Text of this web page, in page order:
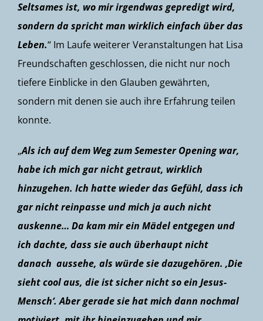
Seltsames ist, wo mir irgendwas gepredigt wird,
sondern da spricht man wirklich einfach über das
Leben.“ Im Laufe weiterer Veranstaltungen hat Lisa
Freundschaften geschlossen, die nicht nur noch
tiefere Einblicke in den Glauben gewährten,
sondern mit denen sie auch ihre Erfahrung teilen
konnte.
„Als ich auf dem Weg zum Semester Opening war,
habe ich mich gar nicht getraut, wirklich
hinzugehen. Ich hatte wieder das Gefühl, dass ich
gar nicht reinpasse und mich ja auch nicht
auskenne… Da kam mir ein Mädel entgegen und
ich dachte, dass sie auch überhaupt nicht
danach aussehe, als würde sie dazugehören. ‚Die
sieht cool aus, die ist sicher nicht so ein Jesus-
Mensch‘. Aber gerade sie hat mich dann nochmal